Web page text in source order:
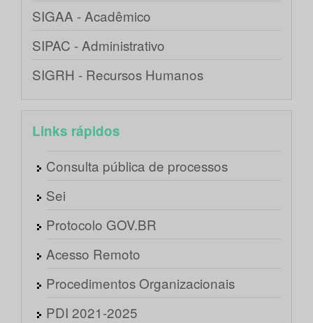
SIGAA - Acadêmico
SIPAC - Administrativo
SIGRH - Recursos Humanos
Links rápidos
Consulta pública de processos
Sei
Protocolo GOV.BR
Acesso Remoto
Procedimentos Organizacionais
PDI 2021-2025